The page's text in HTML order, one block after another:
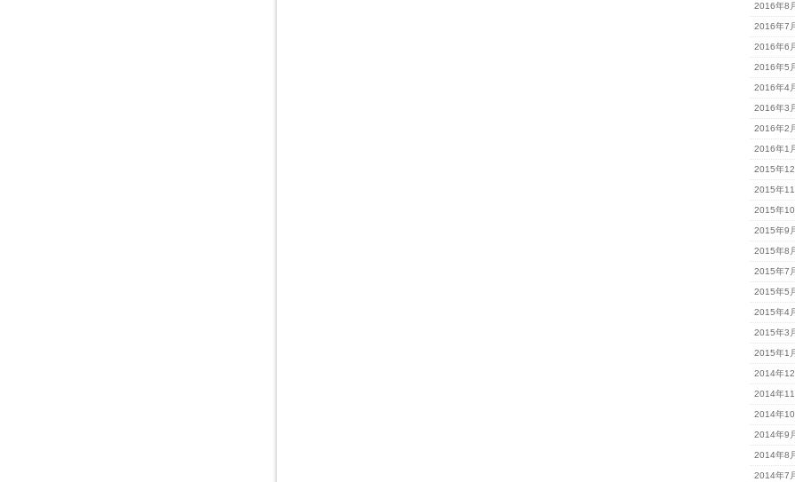
2016年8
2016年7
2016年6
2016年5
2016年4
2016年3
2016年2
2016年1
2015年12
2015年11
2015年10
2015年9
2015年8
2015年7
2015年5
2015年4
2015年3
2015年1
2014年12
2014年11
2014年10
2014年9
2014年8
2014年7